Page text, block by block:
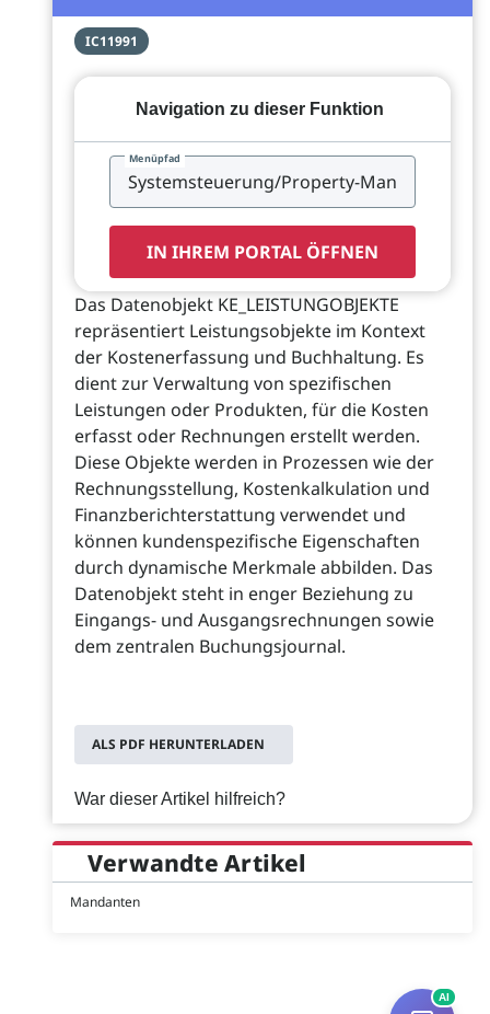
IC11991
Navigation zu dieser Funktion
Menüpfad
IN IHREM PORTAL ÖFFNEN
Das Datenobjekt KE_LEISTUNGOBJEKTE
repräsentiert Leistungsobjekte im Kontext
der Kostenerfassung und Buchhaltung. Es
dient zur Verwaltung von spezifischen
Leistungen oder Produkten, für die Kosten
erfasst oder Rechnungen erstellt werden.
Diese Objekte werden in Prozessen wie der
Rechnungsstellung, Kostenkalkulation und
Finanzberichterstattung verwendet und
können kundenspezifische Eigenschaften
durch dynamische Merkmale abbilden. Das
Datenobjekt steht in enger Beziehung zu
Eingangs- und Ausgangsrechnungen sowie
dem zentralen Buchungsjournal.
ALS PDF HERUNTERLADEN
War dieser Artikel hilfreich?
Verwandte Artikel
Mandanten
AI